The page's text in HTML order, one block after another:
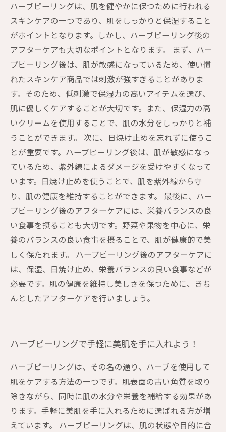
ハーブピーリングは、肌を健やかに保つために行われる
スキンケアの一つであり、肌をしっかりと保湿すること
がポイントとなります。しかし、ハーブピーリング後の
アフターケアも大切なポイントとなります。 まず、ハー
ブピーリング後は、肌が敏感になっているため、使い慣
れたスキンケア商品では刺激が強すぎることがありま
す。そのため、低刺激で保湿力の高いアイテムを選び、
肌に優しくケアすることが大切です。また、保湿力の高
いクリームを使用することで、肌の水分をしっかりと補
うことができます。 次に、日焼け止めを忘れずに使うこ
とが重要です。ハーブピーリング後は、肌が敏感になっ
ているため、紫外線によるダメージを受けやすくなって
います。日焼け止めを使うことで、肌を紫外線から守
り、肌の健康を維持することができます。 最後に、ハー
ブピーリング後のアフターケアには、栄養バランスの良
い食事を摂ることも大切です。野菜や果物を中心に、栄
養のバランスの良い食事を摂ることで、肌が健康的で美
しく保たれます。 ハーブピーリング後のアフターケアに
は、保湿、日焼け止め、栄養バランスの良い食事などが
必要です。肌の健康を維持し美しさを保つために、きち
んとしたアフターケアを行いましょう。
ハーブピーリングで手軽に美肌を手に入れよう！
ハーブピーリングは、その名の通り、ハーブを使用して
肌をケアする方法の一つです。肌表面の古い角質を取り
除きながら、同時に肌の水分や栄養を補給する効果があ
ります。手軽に美肌を手に入れるために選ばれる方が増
えています。 ハーブピーリングは、肌の状態や目的に合